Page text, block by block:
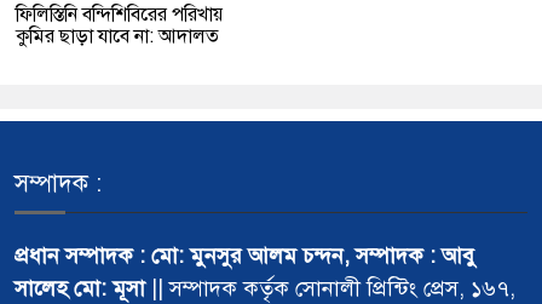
ফিলিস্তিনি বন্দিশিবিরের পরিখায়
কুমির ছাড়া যাবে না: আদালত
সম্পাদক :
প্রধান সম্পাদক : মো: মুনসুর আলম চন্দন, সম্পাদক : আবু
সালেহ মো: মূসা|| সম্পাদক কর্তৃক সোনালী প্রিন্টিং প্রেস, ১৬৭,